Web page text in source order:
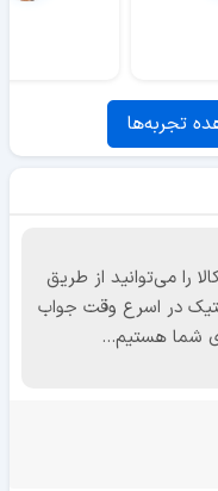
تجربه‌ها
را می‌توانید از طریق
در اسرع وقت جواب
شما هستیم...